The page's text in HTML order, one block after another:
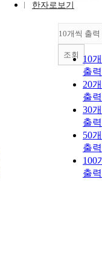
한자로보기
10개씩 출력
10
출력
20
출력
30
출력
50
출력
100
출력
조회